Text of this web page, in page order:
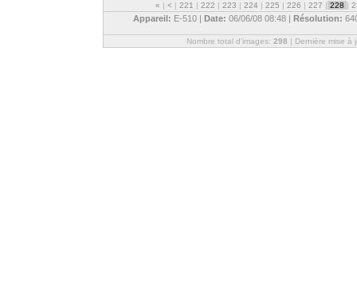
« | < | 221 | 222 | 223 | 224 | 225 | 226 | 227 | 228 |
Appareil: E-510 | Date: 06/06/08 08:48 | Résolution:
Nombre total d'images: 298 | Dernière mise à